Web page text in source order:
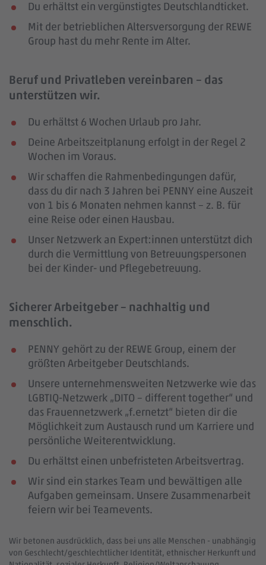
Du erhältst ein vergünstigtes Deutschlandticket.
Mit der betrieblichen Altersversorgung der REWE
Group hast du mehr Rente im Alter.
Beruf und Privatleben vereinbaren – das
unterstützen wir.
Du erhältst 6 Wochen Urlaub pro Jahr.
Deine Arbeitszeitplanung erfolgt in der Regel 2
Wochen im Voraus.
Wir schaffen die Rahmenbedingungen dafür,
dass du dir nach 3 Jahren bei PENNY eine Auszeit
von 1 bis 6 Monaten nehmen kannst – z. B. für
eine Reise oder einen Hausbau.
Unser Netzwerk an Expert:innen unterstützt dich
durch die Vermittlung von Betreuungspersonen
bei der Kinder- und Pflegebetreuung.
Sicherer Arbeitgeber – nachhaltig und
menschlich.
PENNY gehört zu der REWE Group, einem der
größten Arbeitgeber Deutschlands.
Unsere unternehmensweiten Netzwerke wie das
LGBTIQ-Netzwerk „DITO – different together“ und
das Frauennetzwerk „f.ernetzt“ bieten dir die
Möglichkeit zum Austausch rund um Karriere und
persönliche Weiterentwicklung.
Du erhältst einen unbefristeten Arbeitsvertrag.
Wir sind ein starkes Team und bewältigen alle
Aufgaben gemeinsam. Unsere Zusammenarbeit
feiern wir bei Teamevents.
Wir betonen ausdrücklich, dass bei uns alle Menschen - unabhängig
von Geschlecht/geschlechtlicher Identität, ethnischer Herkunft und